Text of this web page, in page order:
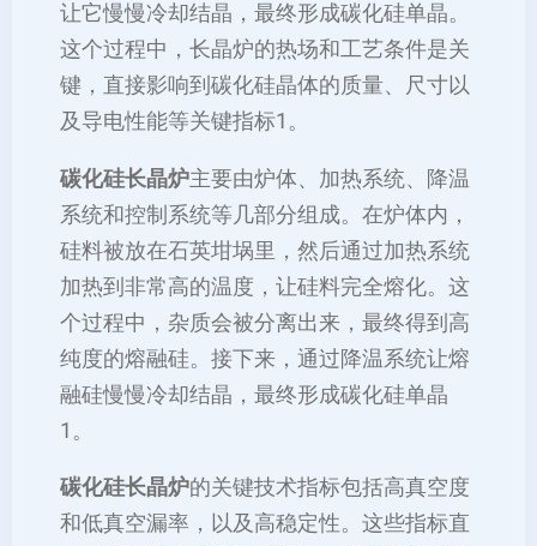
让它慢慢冷却结晶，最终形成碳化硅单晶。
这个过程中，长晶炉的热场和工艺条件是关
键，直接影响到碳化硅晶体的质量、尺寸以
及导电性能等关键指标‌1。
碳化硅长晶炉主要由炉体、加热系统、降温
系统和控制系统等几部分组成。在炉体内，
硅料被放在石英坩埚里，然后通过加热系统
加热到非常高的温度，让硅料完全熔化。这
个过程中，杂质会被分离出来，最终得到高
纯度的熔融硅。接下来，通过降温系统让熔
融硅慢慢冷却结晶，最终形成碳化硅单晶‌
1。
碳化硅长晶炉的关键技术指标包括高真空度
和低真空漏率，以及高稳定性。这些指标直